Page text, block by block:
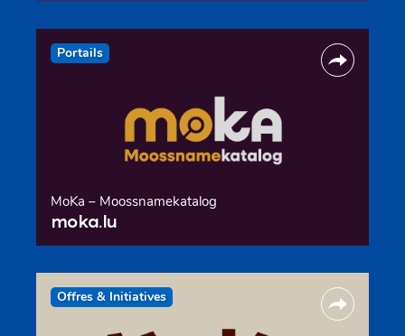
Portails
MoKa – Moossnamekatalog
moka.lu
Offres & Initiatives